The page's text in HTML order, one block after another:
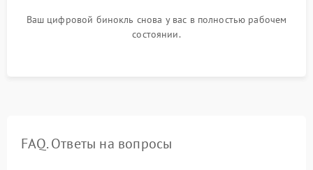
Ваш цифровой бинокль снова у вас в полностью рабочем
состоянии.
FAQ. Ответы на вопросы